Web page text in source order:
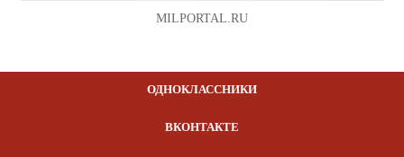
MILPORTAL.RU
ОДНОКЛАССНИКИ
ВКОНТАКТЕ